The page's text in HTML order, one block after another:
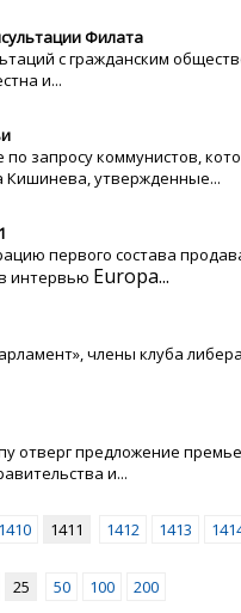
Филата
с гражданским
и...
запросу коммунистов,
Кишинева, утвержденные...
первого состава
интервью Europa...
члены клуба
отверг предложение
и...
1410 1411 1412 1413
25 50 100 200